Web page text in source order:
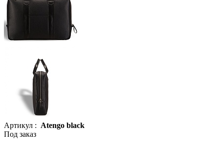
Артикул : Atengo black
Под заказ